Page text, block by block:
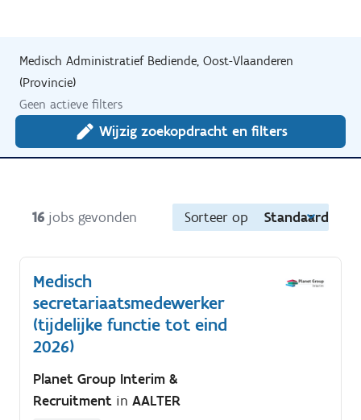
Medisch Administratief Bediende, Oost-Vlaanderen
(Provincie)
Geen actieve filters
Wijzig zoekopdracht en filters
16 jobs gevonden Sorteer op Standaard
Medisch
secretariaatsmedewerker
(tijdelijke functie tot eind
2026)
Planet Group Interim &
Recruitment in AALTER